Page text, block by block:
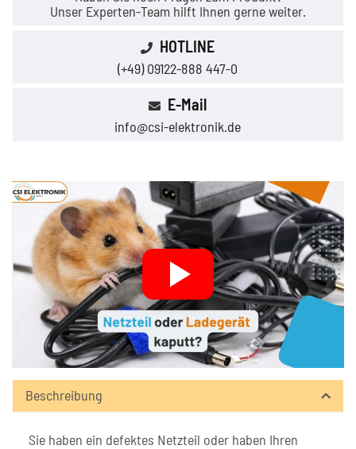
Unser Experten-Team hilft Ihnen gerne weiter.
HOTLINE
(+49) 09122-888 447-0
E-Mail
info@csi-elektronik.de
Beschreibung
Sie haben ein defektes Netzteil oder haben Ihren